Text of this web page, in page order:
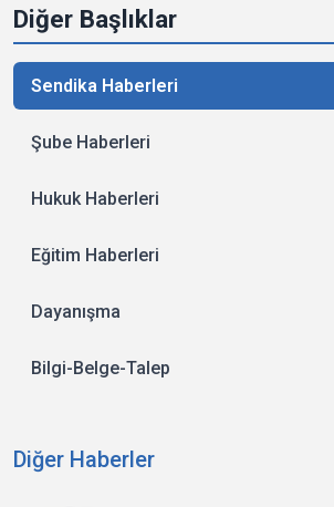
Diğer Başlıklar
Sendika Haberleri
Şube Haberleri
Hukuk Haberleri
Eğitim Haberleri
Dayanışma
Bilgi-Belge-Talep
Diğer Haberler